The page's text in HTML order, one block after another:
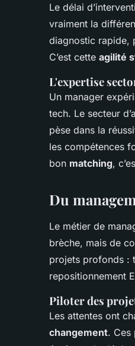
Le délai
vraiment la
diagnostic rapide,
C’est cette agilité
L'expertise
Un manager
tech. Le secteur
pèse dans la
les compétences
bon matching,
Du
Le métier de
brèche, mais de
projets profonds :
repositionnement
Piloter des
Les attentes ont
changement. Ces